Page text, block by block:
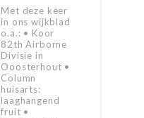
Met deze keer
in ons wijkblad
o.a.: • Koor
82th Airborne
Divisie in
Ooosterhout •
Column
huisarts:
laaghangend
fruit •